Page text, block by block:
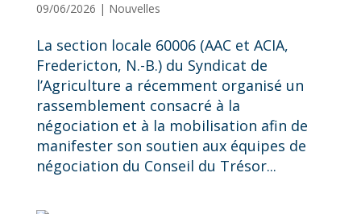
09/06/2026 | Nouvelles
La section locale 60006 (AAC et ACIA,
Fredericton, N.-B.) du Syndicat de
l’Agriculture a récemment organisé un
rassemblement consacré à la
négociation et à la mobilisation afin de
manifester son soutien aux équipes de
négociation du Conseil du Trésor...